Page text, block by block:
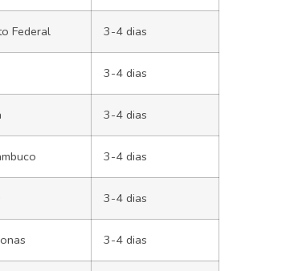
Federal 3-4 dias
3-4 dias
3-4 dias
3-4 dias
3-4 dias
3-4 dias